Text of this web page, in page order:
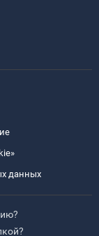
данных